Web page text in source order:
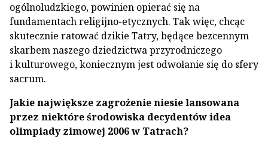
ogólnoludzkiego, powinien opierać się na
fundamentach religijno-etycznych. Tak więc, chcąc
skutecznie ratować dzikie Tatry, będące bezcennym
skarbem naszego dziedzictwa przyrodniczego
i kulturowego, koniecznym jest odwołanie się do sfery
sacrum.
Jakie największe zagrożenie niesie lansowana
przez niektóre środowiska decydentów idea
olimpiady zimowej 2006 w Tatrach?